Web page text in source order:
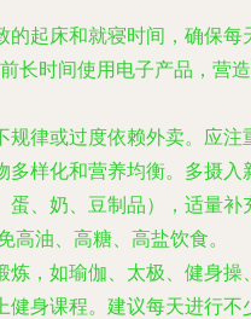
的起床和就寝时间，确保每
长时间使用电子产品，营造
规律或过度依赖外卖。应注
多样化和营养均衡。多摄入
蛋、奶、豆制品），适量补
高油、高糖、高盐饮食。
炼，如瑜伽、太极、健身操
健身课程。建议每天进行不